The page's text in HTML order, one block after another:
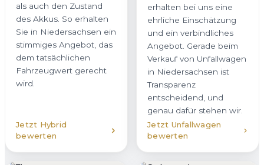
als auch den Zustand
des Akkus. So erhalten
Sie in Niedersachsen ein
stimmiges Angebot, das
dem tatsächlichen
Fahrzeugwert gerecht
wird.
Jetzt Hybrid
bewerten
erhalten bei uns eine
ehrliche Einschätzung
und ein verbindliches
Angebot. Gerade beim
Verkauf von Unfallwagen
in Niedersachsen ist
Transparenz
entscheidend, und
genau dafür stehen wir.
Jetzt Unfallwagen
bewerten